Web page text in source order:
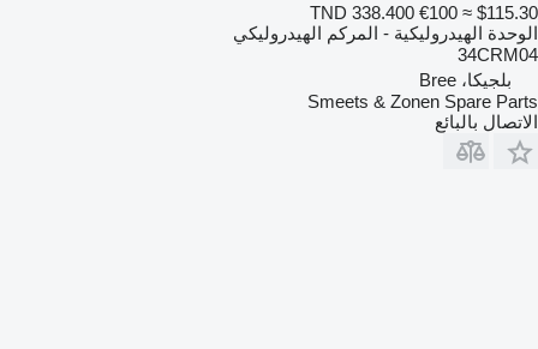
TND 338.400 €100 ≈ $115.30
الوحدة الهيدروليكية - المركم الهيدروليكي
34CRM04
بلجيكا، Bree
Smeets & Zonen Spare Parts
الاتصال بالبائع